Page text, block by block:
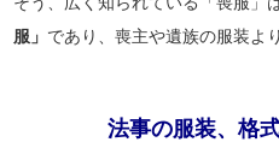
服」 であり、喪主や遺族の服装よ
法事の服装、格